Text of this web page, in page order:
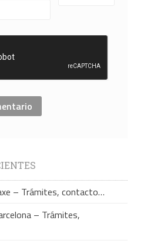
– Trámites, contacto…
– Trámites,